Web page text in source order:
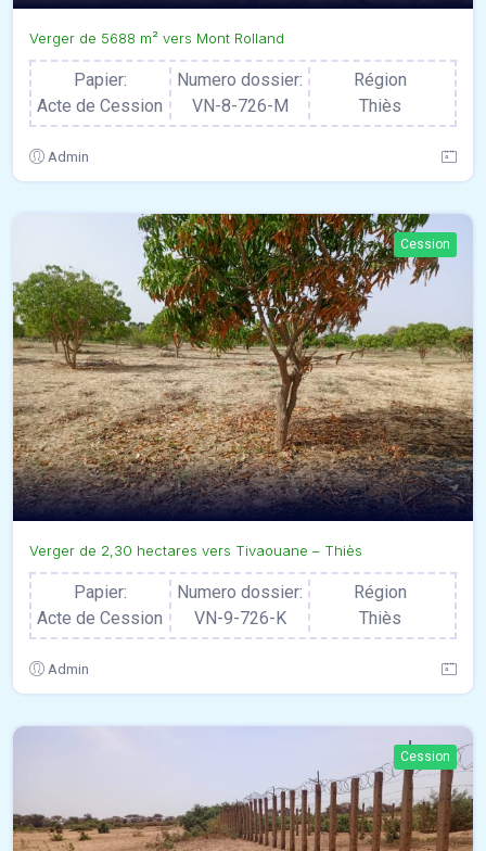
Verger de 5688 m² vers Mont Rolland
Papier:
Acte de Cession
Numero dossier:
VN-8-726-M
Région
Thiès
Admin
Cession
Verger de 2,30 hectares vers Tivaouane – Thiès
Papier:
Acte de Cession
Numero dossier:
VN-9-726-K
Région
Thiès
Admin
Cession